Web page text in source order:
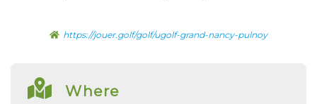
https://jouer.golf/golf/ugolf-grand-nancy-pulnoy
Where